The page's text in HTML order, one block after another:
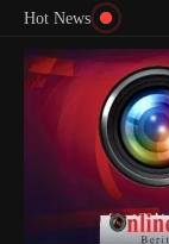
Lewati ke konten
Hot News